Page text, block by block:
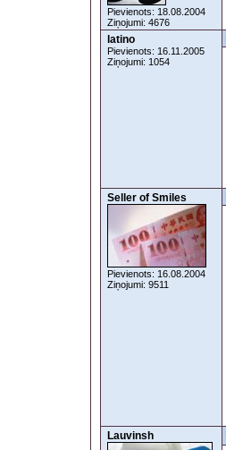
Pievienots: 18.08.2004
Ziņojumi: 4676
latino
Pievienots: 16.11.2005
Ziņojumi: 1054
Seller of Smiles
Pievienots: 16.08.2004
Ziņojumi: 9511
Lauvinsh